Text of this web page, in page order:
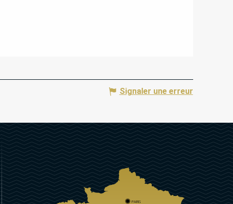
Signaler une erreur
PARIS